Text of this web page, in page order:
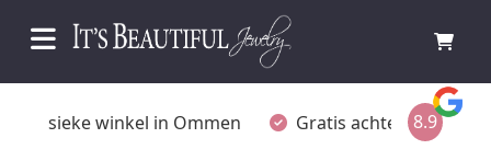
Fysieke winkel in Ommen Gratis achteraf betalen
8.9